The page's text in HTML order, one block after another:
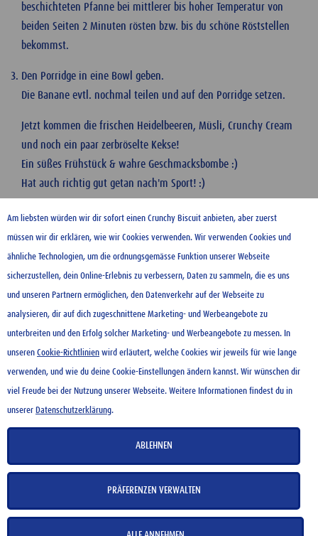
beschichteten Pfanne bei mittlerer bis hoher Temperatur von
beiden Seiten 2 Minuten rösten bzw. bis du schöne Röststellen
bekommst.
Den Porridge in eine Bowl geben.
Die Banane evtl. nochmal teilen und auf den Porridge setzen.
Jetzt kommen die frischen Heidelbeeren, Müsli, Crunchy Cream
und noch ein paar zerbröselte Kekse!
Ein süßes Frühstück & wahre Geschmacksbombe :)
Hat auch richtig gut getan nach'm Sport! :)
Am liebsten würden wir dir sofort einen Crunchy Biscuit anbieten, aber zuerst
müssen wir dir erklären, wie wir Cookies verwenden. Wir verwenden Cookies und
ähnliche Technologien, um die ordnungsgemässe Funktion unserer Webseite
sicherzustellen, dein Online-Erlebnis zu verbessern, Daten zu sammeln, die es uns
und unseren Partnern ermöglichen, den Datenverkehr auf der Webseite zu
analysieren, dir auf dich zugeschnittene Marketing- und Werbeangebote zu
unterbreiten und den Erfolg solcher Marketing- und Werbeangebote zu messen. In
unseren Cookie-Richtlinien wird erläutert, welche Cookies wir jeweils für wie lange
verwenden, und wie du deine Cookie-Einstellungen ändern kannst. Wir wünschen dir
viel Freude bei der Nutzung unserer Webseite. Weitere Informationen findest du in
unserer Datenschutzerklärung.
ABLEHNEN
PRÄFERENZEN VERWALTEN